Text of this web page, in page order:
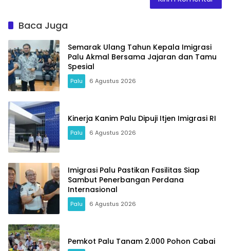
Baca Juga
Semarak Ulang Tahun Kepala Imigrasi
Palu Akmal Bersama Jajaran dan Tamu
Spesial
Palu 6 Agustus 2026
Kinerja Kanim Palu Dipuji Itjen Imigrasi RI
Palu 6 Agustus 2026
Imigrasi Palu Pastikan Fasilitas Siap
Sambut Penerbangan Perdana
Internasional
Palu 6 Agustus 2026
Pemkot Palu Tanam 2.000 Pohon Cabai